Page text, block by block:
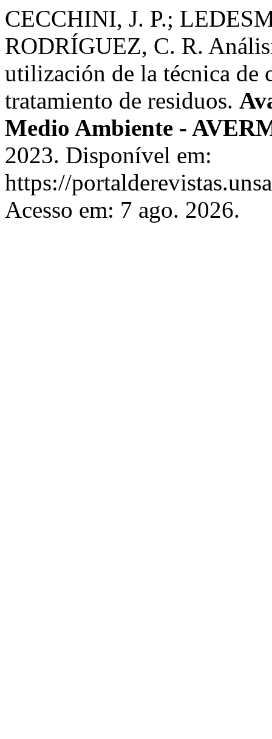
CECCHINI, J. P.;
RODRÍGUEZ, C. R.
utilización de la técnica de
tratamiento de residuos.
Medio Ambiente -
2023. Disponível em:
https://
Acesso em: 7 ago. 2026.